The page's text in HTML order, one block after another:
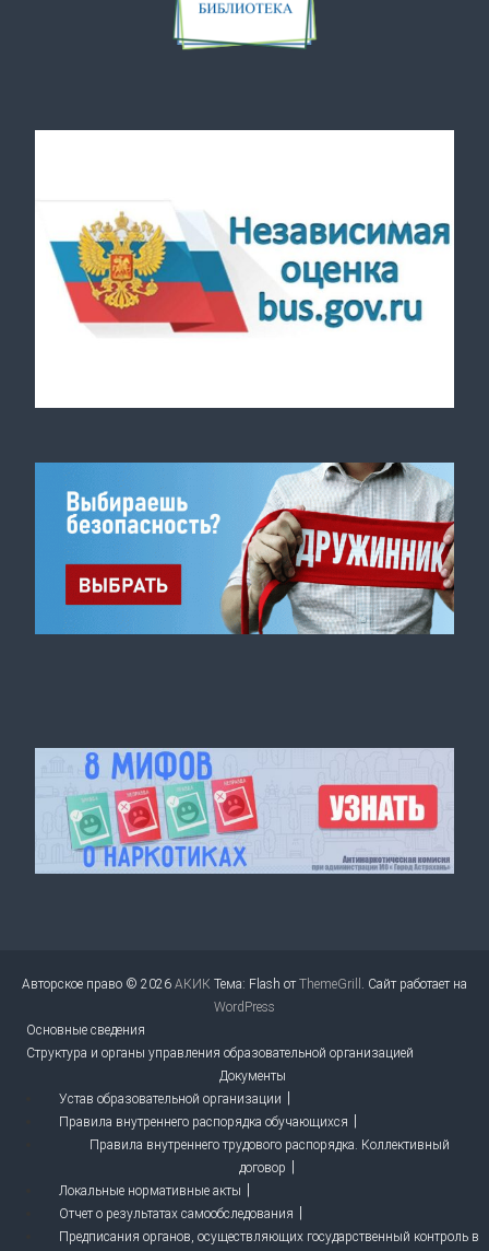
Авторское право © 2026 АКИК Тема: Flash отThemeGrill . Сайт работает на
WordPress
Основные сведения
Структура и органы управления образовательной организацией
Документы
Устав образовательной организации
Правила внутреннего распорядка обучающихся
Правила внутреннего трудового распорядка. Коллективный
договор
Локальные нормативные акты
Отчет о результатах самообследования
Предписания органов, осуществляющих государственный контроль в